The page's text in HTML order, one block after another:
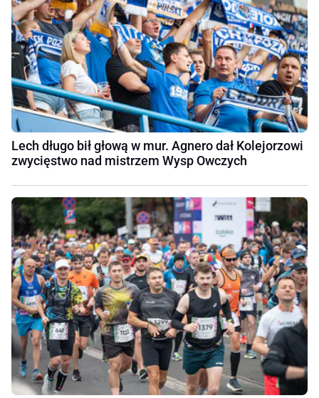
Lech długo bił głową w mur. Agnero dał Kolejorzowi
zwycięstwo nad mistrzem Wysp Owczych